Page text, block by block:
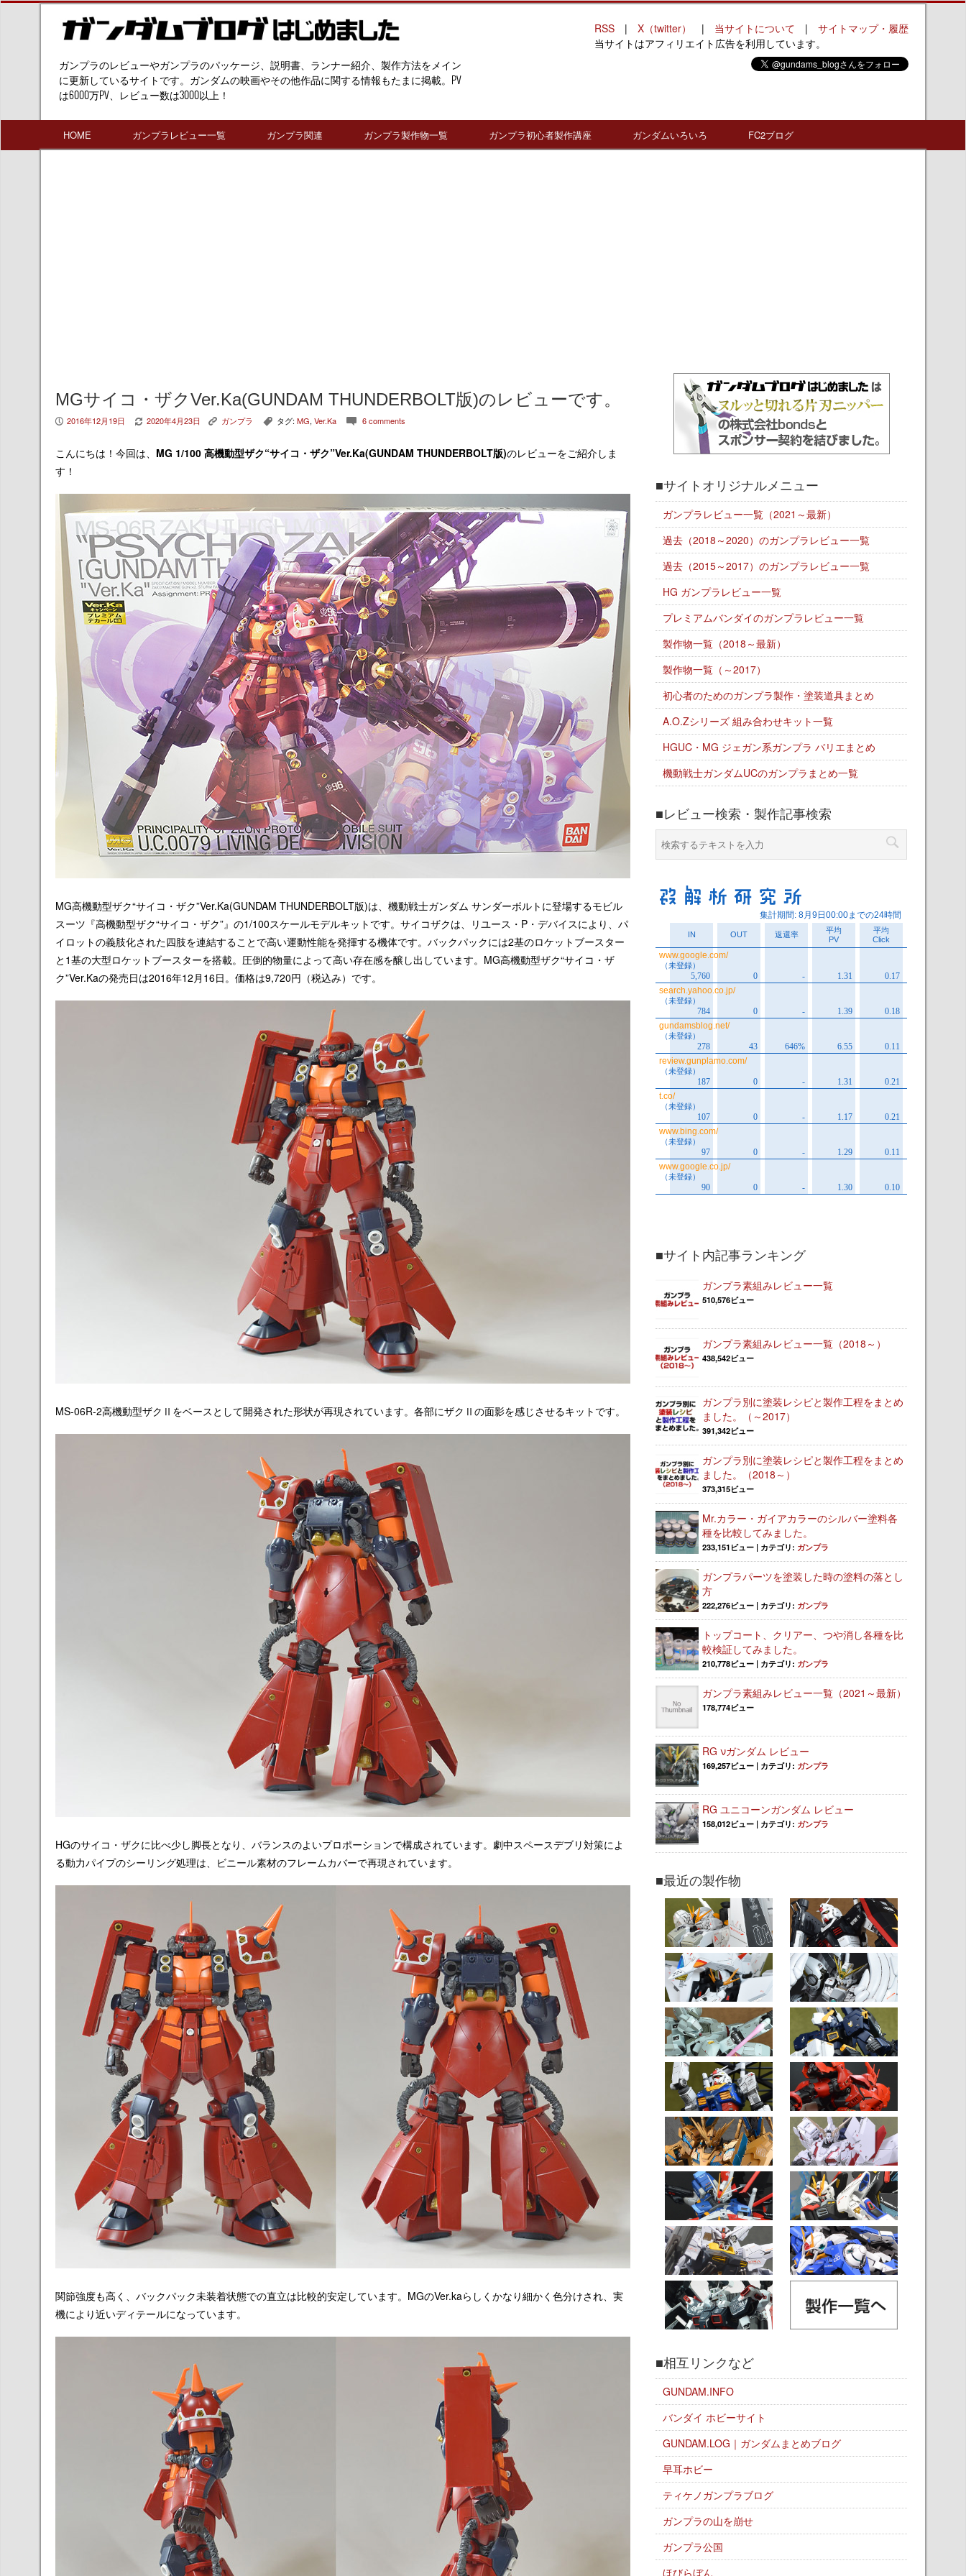
ガンプラのレビューやガンプラのパッケージ、説明書、ランナー紹介、製作方法をメイン
に更新しているサイトです。ガンダムの映画やその他作品に関する情報もたまに掲載。PV
は6000万PV、レビュー数は3000以上！
RSS | X（twitter） | 当サイトについて | サイトマップ・履歴
当サイトはアフィリエイト広告を利用しています。
HOME ガンプラレビュー一覧 ガンプラ関連 ガンプラ製作物一覧 ガンプラ初心者製作講座 ガンダムいろいろ FC2ブログ
MGサイコ・ザクVer.Ka(GUNDAM THUNDERBOLT版)のレビューです。
P 2016年12月19日 V 2020年4月23日 K ガンプラ , タグ: MG,Ver.Ka c 6 comments
こんにちは！今回は、 MG 1/100 高機動型ザク“サイコ・ザク”Ver.Ka(GUNDAM THUNDERBOLT版)のレビューをご紹介しま
す！
MG高機動型ザク“サイコ・ザク”Ver.Ka(GUNDAM THUNDERBOLT版)は、機動戦士ガンダム サンダーボルトに登場するモビル
スーツ『高機動型ザク“サイコ・ザク”』の1/100スケールモデルキットです。サイコザクは、リユース・P・デバイスにより、パ
イロットの義肢化された四肢を連結することで高い運動性能を発揮する機体です。バックパックには2基のロケットブースター
と1基の大型ロケットブースターを搭載。圧倒的物量によって高い存在感を醸し出しています。MG高機動型ザク“サイコ・ザ
ク”Ver.Kaの発売日は2016年12月16日。価格は9,720円（税込み）です。
MS-06R-2高機動型ザクⅡをベースとして開発された形状が再現されています。各部にザクⅡの面影を感じさせるキットです。
HGのサイコ・ザクに比べ少し脚長となり、バランスのよいプロポーションで構成されています。劇中スペースデブリ対策によ
る動力パイプのシーリング処理は、ビニール素材のフレームカバーで再現されています。
関節強度も高く、バックパック未装着状態での直立は比較的安定しています。MGのVer.kaらしくかなり細かく色分けされ、実
機により近いディテールになっています。
■サイトオリジナルメニュー
ガンプラレビュー一覧（2021～最新）
過去（2018～2020）のガンプラレビュー一覧
過去（2015～2017）のガンプラレビュー一覧
HG ガンプラレビュー一覧
プレミアムバンダイのガンプラレビュー一覧
製作物一覧（2018～最新）
製作物一覧（～2017）
初心者のためのガンプラ製作・塗装道具まとめ
A.O.Zシリーズ 組み合わせキット一覧
HGUC・MG ジェガン系ガンプラ バリエまとめ
機動戦士ガンダムUCのガンプラまとめ一覧
■レビュー検索・製作記事検索
■サイト内記事ランキング
ガンプラ素組みレビュー一覧
510,576ビュー
ガンプラ素組みレビュー一覧（2018～）
438,542ビュー
ガンプラ別に塗装レシピと製作工程をまとめ
ました。（～2017）
391,342ビュー
ガンプラ別に塗装レシピと製作工程をまとめ
ました。（2018～）
373,315ビュー
Mr.カラー・ガイアカラーのシルバー塗料各
種を比較してみました。
233,151ビュー | カテゴリ: ガンプラ
ガンプラパーツを塗装した時の塗料の落とし
方
222,276ビュー | カテゴリ: ガンプラ
トップコート、クリアー、つや消し各種を比
較検証してみました。
210,778ビュー | カテゴリ: ガンプラ
ガンプラ素組みレビュー一覧（2021～最新）
178,774ビュー
RG νガンダム レビュー
169,257ビュー | カテゴリ: ガンプラ
RG ユニコーンガンダム レビュー
158,012ビュー | カテゴリ: ガンプラ
■最近の製作物
■相互リンクなど
GUNDAM.INFO
バンダイ ホビーサイト
GUNDAM.LOG｜ガンダムまとめブログ
早耳ホビー
ティケノガンプラブログ
ガンプラの山を崩せ
ガンプラ公国
ほびらぼん